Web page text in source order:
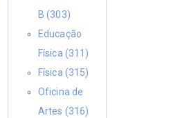
B (303)
Educação
Física (311)
Física (315)
Oficina de
Artes (316)